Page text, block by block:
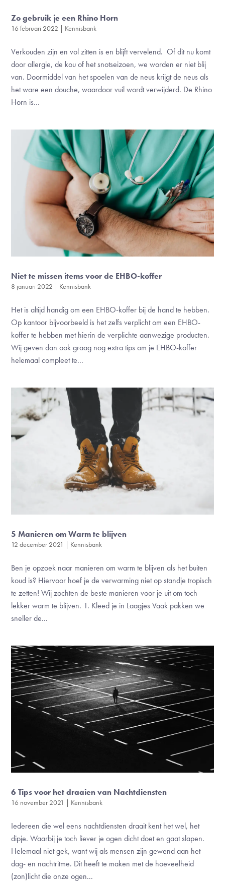
Zo gebruik je een Rhino Horn
16 februari 2022 | Kennisbank
Verkouden zijn en vol zitten is en blijft vervelend. Of dit nu komt
door allergie, de kou of het snotseizoen, we worden er niet blij
van. Doormiddel van het spoelen van de neus krijgt de neus als
het ware een douche, waardoor vuil wordt verwijderd. De Rhino
Horn is...
Niet te missen items voor de EHBO-koffer
8 januari 2022 | Kennisbank
Het is altijd handig om een EHBO-koffer bij de hand te hebben.
Op kantoor bijvoorbeeld is het zelfs verplicht om een EHBO-
koffer te hebben met hierin de verplichte aanwezige producten.
Wij geven dan ook graag nog extra tips om je EHBO-koffer
helemaal compleet te...
5 Manieren om Warm te blijven
12 december 2021 | Kennisbank
Ben je opzoek naar manieren om warm te blijven als het buiten
koud is? Hiervoor hoef je de verwarming niet op standje tropisch
te zetten! Wij zochten de beste manieren voor je uit om toch
lekker warm te blijven. 1. Kleed je in Laagjes Vaak pakken we
sneller de...
6 Tips voor het draaien van Nachtdiensten
16 november 2021 | Kennisbank
Iedereen die wel eens nachtdiensten draait kent het wel, het
dipje. Waarbij je toch liever je ogen dicht doet en gaat slapen.
Helemaal niet gek, want wij als mensen zijn gewend aan het
dag- en nachtritme. Dit heeft te maken met de hoeveelheid
(zon)licht die onze ogen...